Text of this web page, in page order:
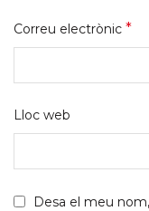
Correu electrònic *
Lloc web
Desa el meu